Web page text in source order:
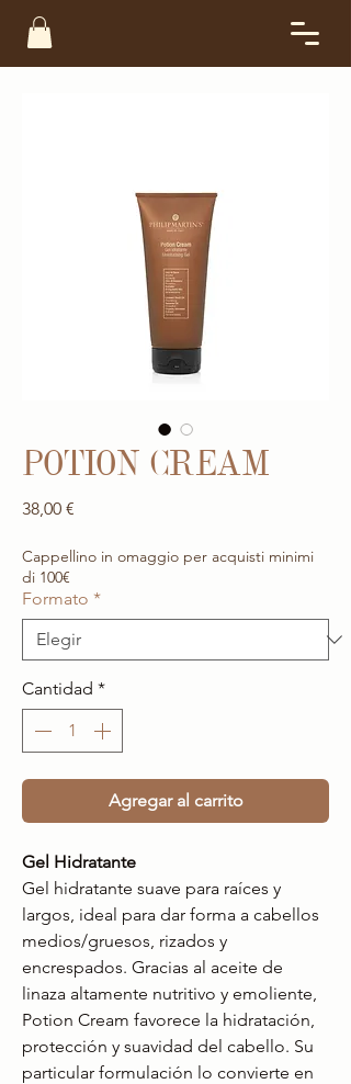
POTION CREAM
38,00 €
Cappellino in omaggio per acquisti minimi
di 100€
Formato *
Cantidad *
Agregar al carrito
Gel Hidratante
Gel hidratante suave para raíces y
largos, ideal para dar forma a cabellos
medios/gruesos, rizados y
encrespados. Gracias al aceite de
linaza altamente nutritivo y emoliente,
Potion Cream favorece la hidratación,
protección y suavidad del cabello. Su
particular formulación lo convierte en